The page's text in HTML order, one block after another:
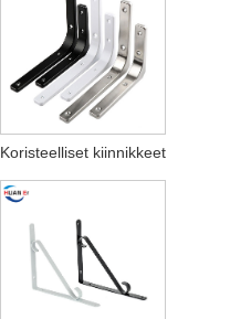
Koristeelliset kiinnikkeet